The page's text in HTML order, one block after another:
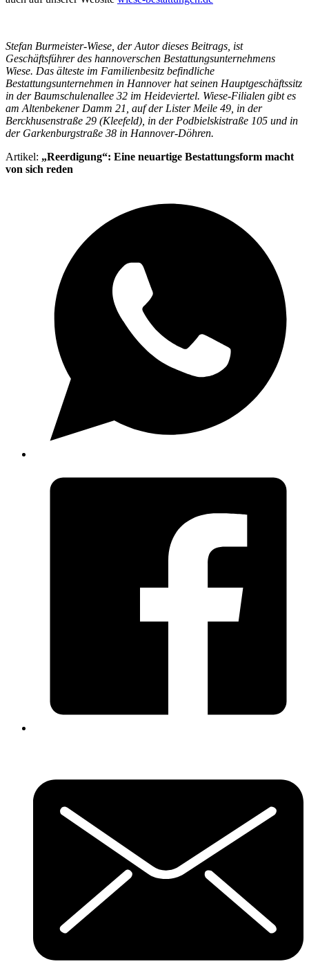
Stefan Burmeister-Wiese, der Autor dieses Beitrags, ist
Geschäftsführer des hannoverschen Bestattungsunternehmens
Wiese. Das älteste im Familienbesitz befindliche
Bestattungsunternehmen in Hannover hat seinen Hauptgeschäftssitz
in der Baumschulenallee 32 im Heideviertel. Wiese-Filialen gibt es
am Altenbekener Damm 21, auf der Lister Meile 49, in der
Berckhusenstraße 29 (Kleefeld), in der Podbielskistraße 105 und in
der Garkenburgstraße 38 in Hannover-Döhren.
Artikel: „Reerdigung“: Eine neuartige Bestattungsform macht
von sich reden